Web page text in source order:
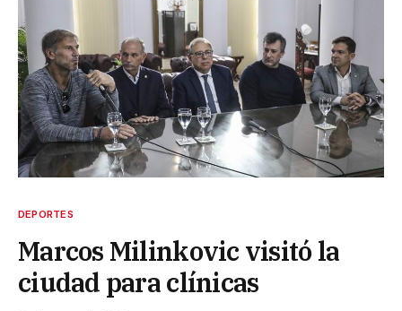
DEPORTES
Marcos Milinkovic visitó la
ciudad para clínicas